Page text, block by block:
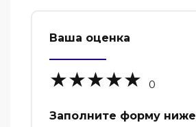
Ваша оценка
0
Заполните форму ниже